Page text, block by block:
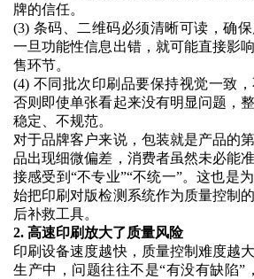
牌的信任。
(3) 条码、二维码必须清晰可读，确保
一旦功能性信息出错，就可能直接影
售环节。
(4) 不同批次印刷品要保持视觉一致，
否则即使单张看起来没有明显问题，
稳定、不规范。
对于品牌客户来说，包装就是产品的
品出现细微偏差，消费者虽然未必能
接感受到 “不专业”“不统一”。这也是
始把印刷对版检测系统作为质量控制
后补救工具。
2. 高速印刷放大了质量风险
印刷设备速度越快，质量控制难度越
生产中，问题往往不是“有没有缺陷”